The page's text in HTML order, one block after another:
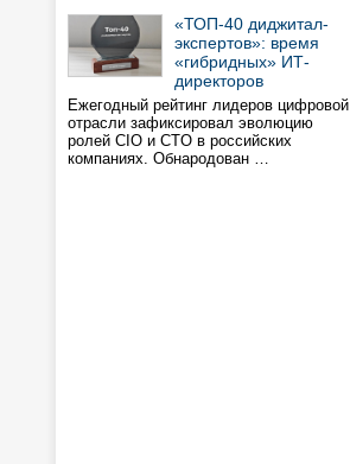
«ТОП-40 диджитал-
экспертов»: время
«гибридных» ИТ-
директоров
Ежегодный рейтинг лидеров цифровой
отрасли зафиксировал эволюцию
ролей CIO и CTO в российских
компаниях. Обнародован …